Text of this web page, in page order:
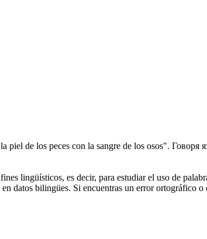
piel de los peces con la sangre de los osos". Говоря
lingüísticos, es decir, para estudiar el uso de
datos bilingües. Si encuentras un error